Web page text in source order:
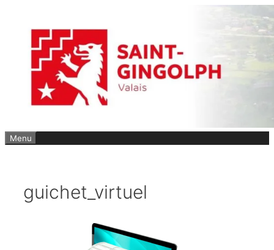
contenu
Menu
guichet_virtuel